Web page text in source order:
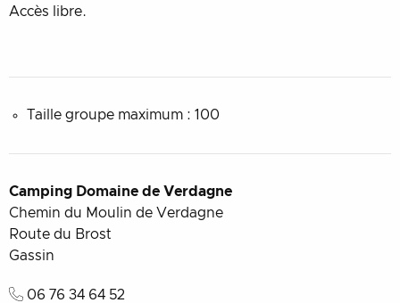
Accès libre.
Taille groupe maximum : 100
Camping Domaine de Verdagne
Chemin du Moulin de Verdagne
Route du Brost
Gassin
06 76 34 64 52